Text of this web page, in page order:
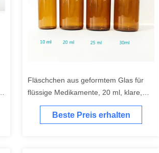
Fläschchen aus geformtem Glas für
flüssige Medikamente, 20 ml, klare,
bernsteinfarbene Glasfläschchen mit
GummistopfenBeste Preis erhalten